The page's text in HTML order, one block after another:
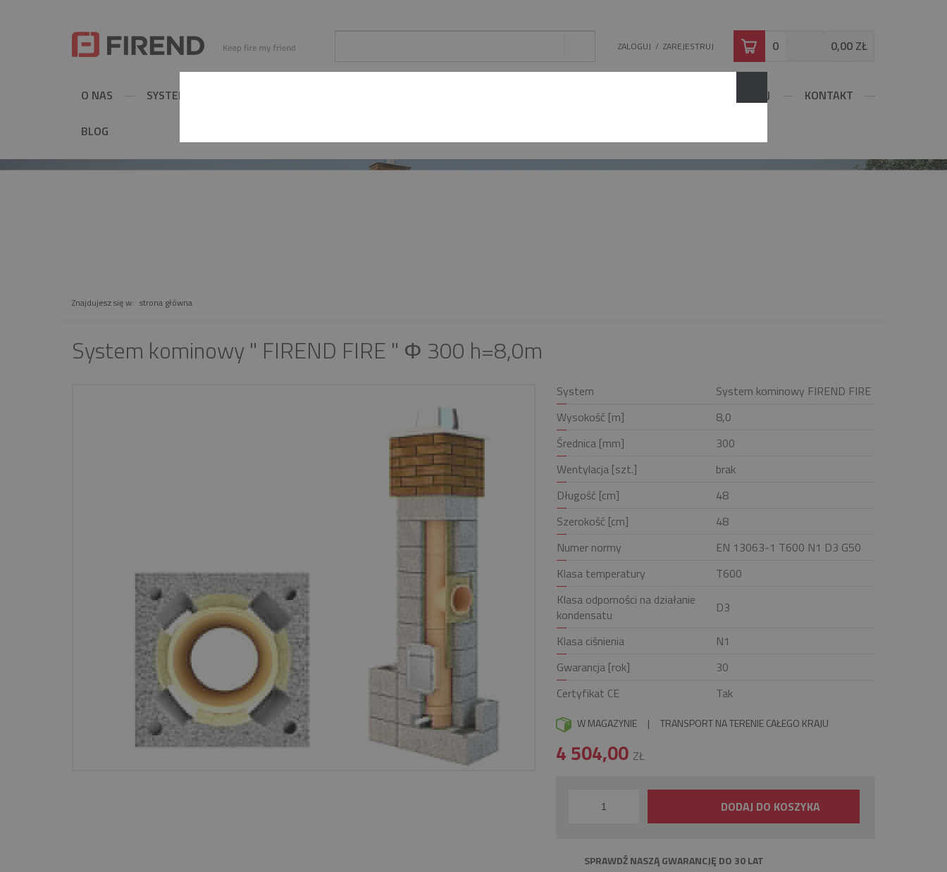
ZALOGUJ /ZAREJESTRUJ 0 0,00 ZŁ
O NAS SYSTEMY KOMINOWE KONFIGURUJ KONTAKT
BLOG
Znajdujesz się w: strona główna
System kominowy " FIREND FIRE " Φ 300 h=8,0m
System
System kominowy FIREND FIRE
Wysokość [m]
8,0
Średnica [mm]
300
Wentylacja [szt.]
brak
Długość [cm]
48
Szerokość [cm]
48
Numer normy
EN 13063-1 T600 N1 D3 G50
Klasa temperatury
T600
Klasa odporności na działanie
kondensatu
D3
Klasa ciśnienia
N1
Gwarancja [rok]
30
Certyfikat CE
Tak
W MAGAZYNIE | TRANSPORT NA TERENIE CAŁEGO KRAJU
4 504,00 ZŁ
DODAJ DO KOSZYKA
SPRAWDŹ NASZĄ GWARANCJĘ DO 30 LAT